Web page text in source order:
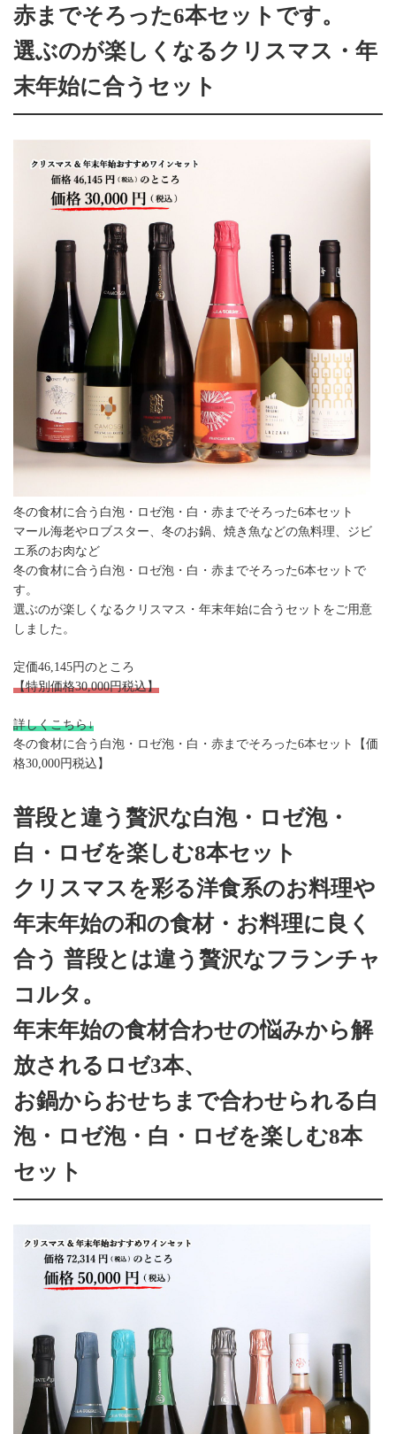
赤までそろった6本セットです。
選ぶのが楽しくなるクリスマス・年
末年始に合うセット
冬の食材に合う白泡・ロゼ泡・白・赤までそろった6本セット
マール海老やロブスター、冬のお鍋、焼き魚などの魚料理、ジビ
エ系のお肉など
冬の食材に合う白泡・ロゼ泡・白・赤までそろった6本セットで
す。
選ぶのが楽しくなるクリスマス・年末年始に合うセットをご用意
しました。
定価46,145円のところ
【特別価格30,000円税込】
詳しくこちら↓
冬の食材に合う白泡・ロゼ泡・白・赤までそろった6本セット【価
格30,000円税込】
普段と違う贅沢な白泡・ロゼ泡・
白・ロゼを楽しむ8本セット
クリスマスを彩る洋食系のお料理や
年末年始の和の食材・お料理に良く
合う 普段とは違う贅沢なフランチャ
コルタ。
年末年始の食材合わせの悩みから解
放されるロゼ3本、
お鍋からおせちまで合わせられる白
泡・ロゼ泡・白・ロゼを楽しむ8本
セット